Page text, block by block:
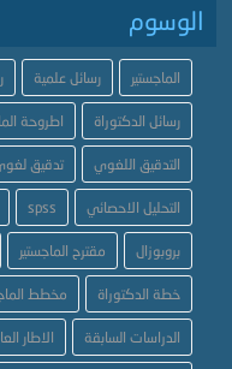
الوسوم
الماجستير رسائل علمية
رسائل الدكتوراة اطروحة
التدقيق اللغوي تدقيق
التحليل الاحصائي spss
بروبوزال مقترح الماجستير
خطة الدكتوراة مخطط
الدراسات السابقة الاطار